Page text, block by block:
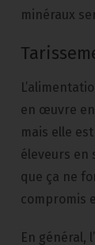
minéraux
en œuvre
mais elle
éleveurs en
que ça ne
compromis
En général,